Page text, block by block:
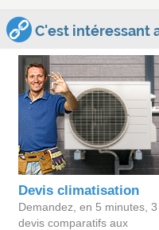
C'est intéressant
Devis climatisation
Demandez, en 5 minutes, 3
devis comparatifs aux